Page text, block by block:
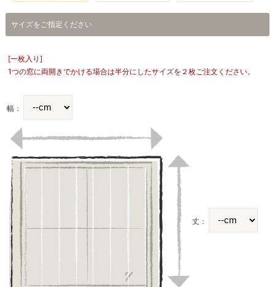
サイズをご指定ください
[一枚入り]
1つの窓に両開きでかける場合は半分にしたサイズを２枚ご注文ください。
幅：
丈：